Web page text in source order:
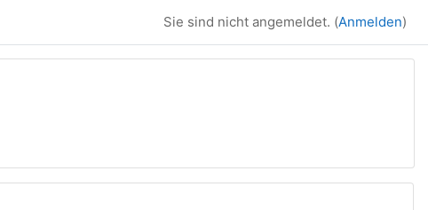
Sie sind nicht angemeldet. (Anmelden)